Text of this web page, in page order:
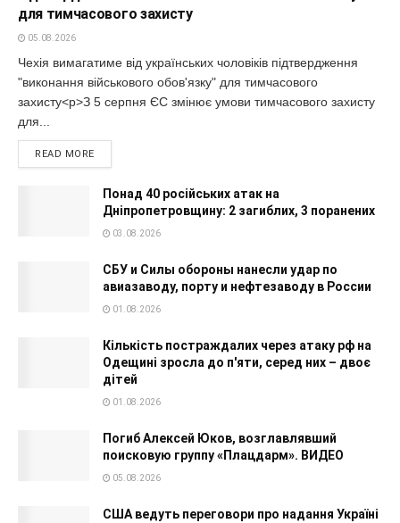
для тимчасового захисту
05.08.2026
Чехія вимагатиме від українських чоловіків підтвердження
"виконання військового обов'язку" для тимчасового
захисту<p>З 5 серпня ЄС змінює умови тимчасового захисту
для...
READ MORE
Понад 40 російських атак на
Дніпропетровщину: 2 загиблих, 3 поранених
03.08.2026
СБУ и Силы обороны нанесли удар по
авиазаводу, порту и нефтезаводу в России
01.08.2026
Кількість постраждалих через атаку рф на
Одещині зросла до п'яти, серед них – двоє
дітей
01.08.2026
Погиб Алексей Юков, возглавлявший
поисковую группу «Плацдарм». ВИДЕО
05.08.2026
США ведуть переговори про надання Україні